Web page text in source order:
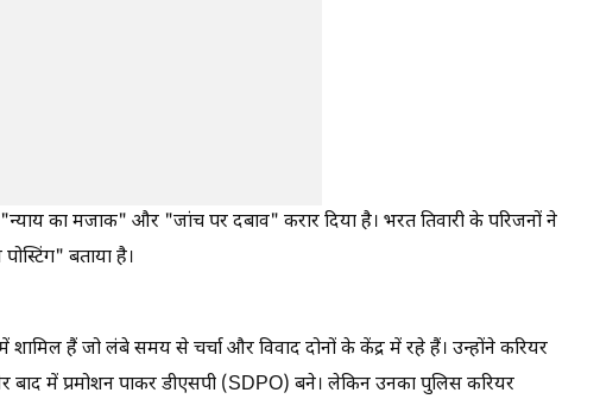
का मजाक" और "जांच पर दबाव" करार दिया है। भरत तिवारी के परिजनों ने
बताया है।
शामिल हैं जो लंबे समय से चर्चा और विवाद दोनों के केंद्र में रहे हैं। उन्होंने करियर
में प्रमोशन पाकर डीएसपी (SDPO) बने। लेकिन उनका पुलिस करियर